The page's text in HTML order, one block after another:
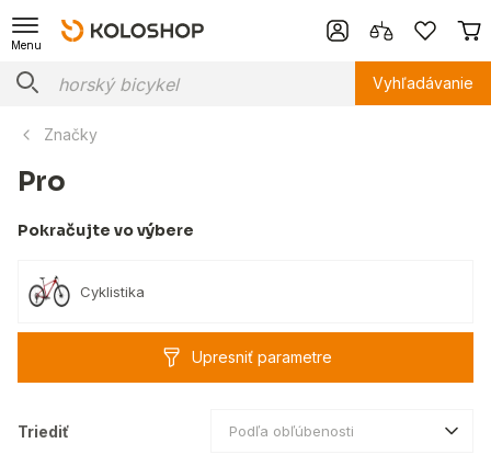
Menu
Vyhľadávanie
Značky
Pro
Pokračujte vo výbere
Cyklistika
Upresniť parametre
Triediť Podľa obľúbenosti